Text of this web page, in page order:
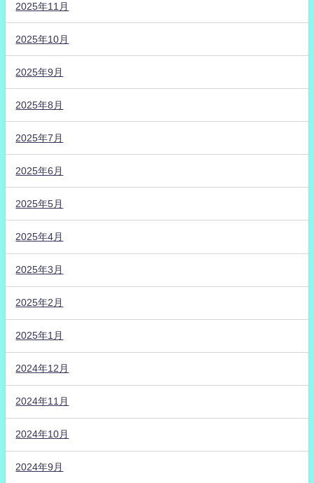
2025年11月
2025年10月
2025年9月
2025年8月
2025年7月
2025年6月
2025年5月
2025年4月
2025年3月
2025年2月
2025年1月
2024年12月
2024年11月
2024年10月
2024年9月